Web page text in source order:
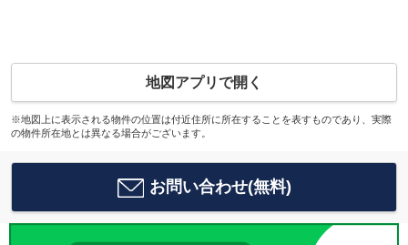
地図アプリで開く
※地図上に表示される物件の位置は付近住所に所在することを表すものであり、実際
の物件所在地とは異なる場合がございます。
お問い合わせ(無料)